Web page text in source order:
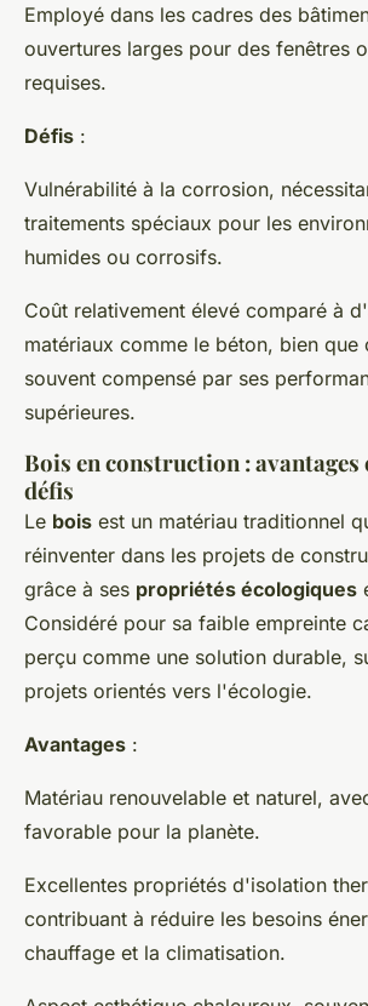
Employé dans les cadres des
ouvertures larges pour des fenêtres
requises.
Défis :
Vulnérabilité à la corrosion,
traitements spéciaux pour les
humides ou corrosifs.
Coût relativement élevé comparé à
matériaux comme le béton, bien que
souvent compensé par ses
supérieures.
Bois en construction : avantages
défis
Le bois est un matériau traditionnel
réinventer dans les projets de
grâce à ses propriétés écologiques
Considéré pour sa faible empreinte
perçu comme une solution durable,
projets orientés vers l'écologie.
Avantages :
Matériau renouvelable et naturel,
favorable pour la planète.
Excellentes propriétés d'isolation
contribuant à réduire les besoins
chauffage et la climatisation.